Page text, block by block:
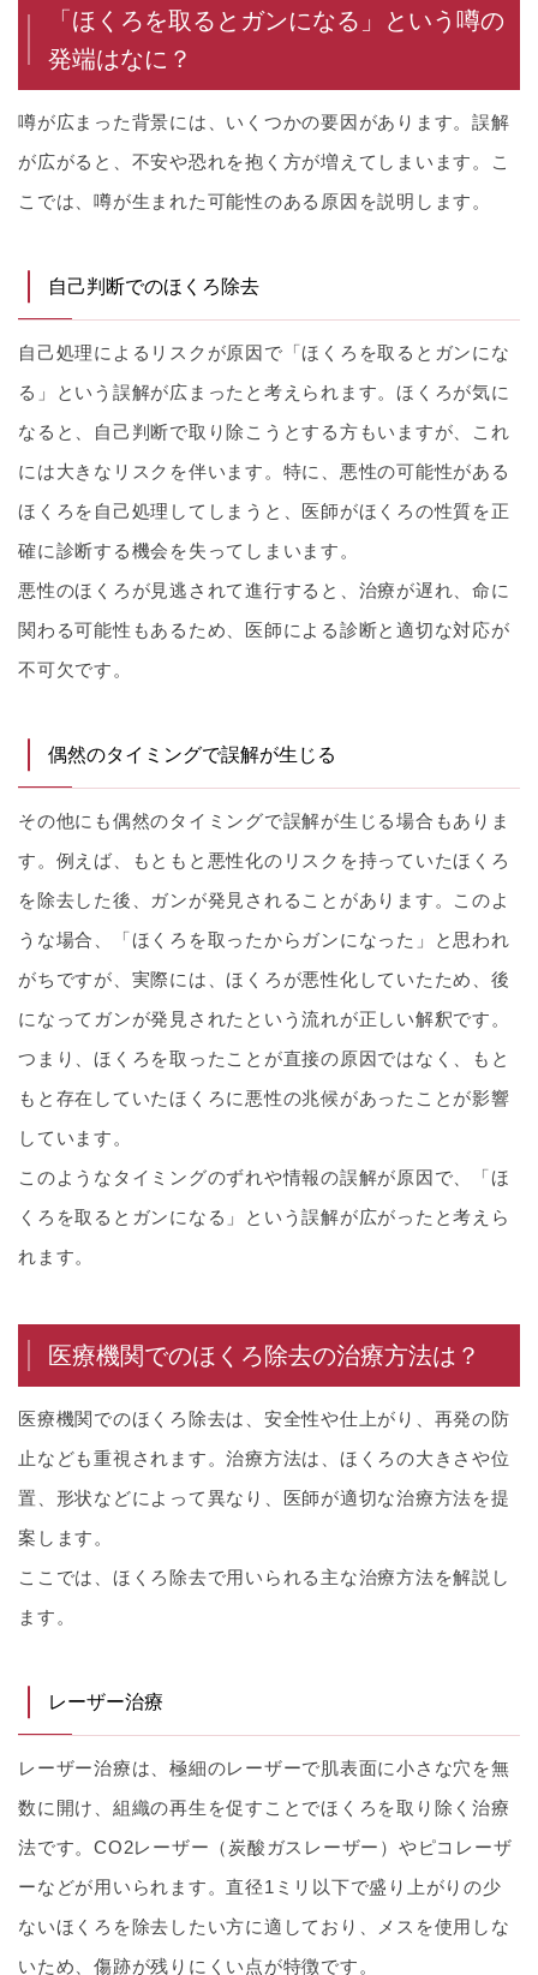
「ほくろを取るとガンになる」という噂の
発端はなに？
噂が広まった背景には、いくつかの要因があります。誤解
が広がると、不安や恐れを抱く方が増えてしまいます。こ
こでは、噂が生まれた可能性のある原因を説明します。
自己判断でのほくろ除去
自己処理によるリスクが原因で「ほくろを取るとガンにな
る」という誤解が広まったと考えられます。ほくろが気に
なると、自己判断で取り除こうとする方もいますが、これ
には大きなリスクを伴います。特に、悪性の可能性がある
ほくろを自己処理してしまうと、医師がほくろの性質を正
確に診断する機会を失ってしまいます。
悪性のほくろが見逃されて進行すると、治療が遅れ、命に
関わる可能性もあるため、医師による診断と適切な対応が
不可欠です。
偶然のタイミングで誤解が生じる
その他にも偶然のタイミングで誤解が生じる場合もありま
す。例えば、もともと悪性化のリスクを持っていたほくろ
を除去した後、ガンが発見されることがあります。このよ
うな場合、「ほくろを取ったからガンになった」と思われ
がちですが、実際には、ほくろが悪性化していたため、後
になってガンが発見されたという流れが正しい解釈です。
つまり、ほくろを取ったことが直接の原因ではなく、もと
もと存在していたほくろに悪性の兆候があったことが影響
しています。
このようなタイミングのずれや情報の誤解が原因で、「ほ
くろを取るとガンになる」という誤解が広がったと考えら
れます。
医療機関でのほくろ除去の治療方法は？
医療機関でのほくろ除去は、安全性や仕上がり、再発の防
止なども重視されます。治療方法は、ほくろの大きさや位
置、形状などによって異なり、医師が適切な治療方法を提
案します。
ここでは、ほくろ除去で用いられる主な治療方法を解説し
ます。
レーザー治療
レーザー治療は、極細のレーザーで肌表面に小さな穴を無
数に開け、組織の再生を促すことでほくろを取り除く治療
法です。CO2レーザー（炭酸ガスレーザー）やピコレーザ
ーなどが用いられます。直径1ミリ以下で盛り上がりの少
ないほくろを除去したい方に適しており、メスを使用しな
いため、傷跡が残りにくい点が特徴です。